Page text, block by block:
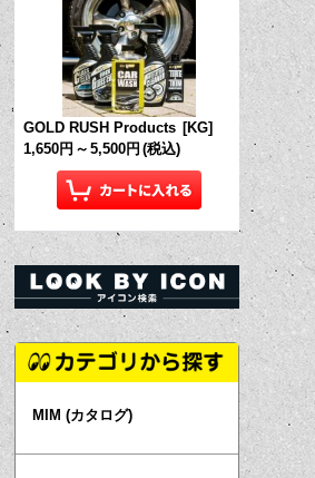
GOLD RUSH Products [KG]
1,650円 ～ 5,500円 (税込)
MIM (カタログ)